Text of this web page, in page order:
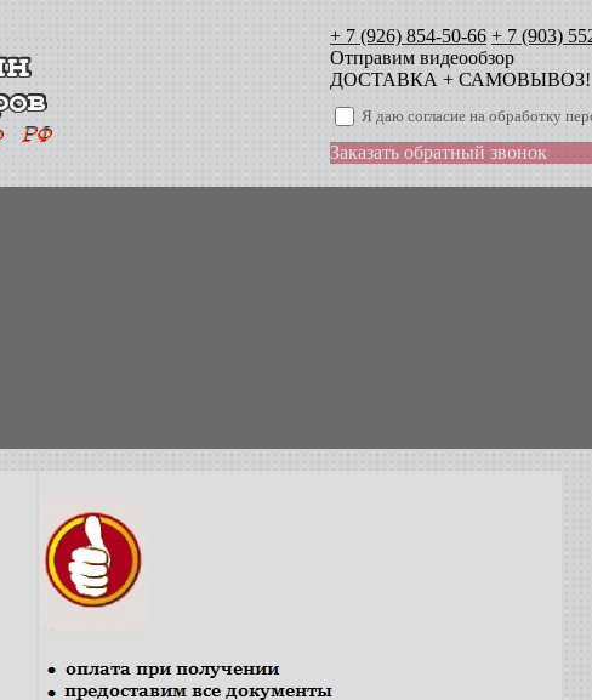
+ 7 (926) 854-50-66 + 7 (903)
Отправим видеообзор
ДОСТАВКА + САМОВЫВОЗ!
Я даю согласие на обработку
Заказать обратный звонок